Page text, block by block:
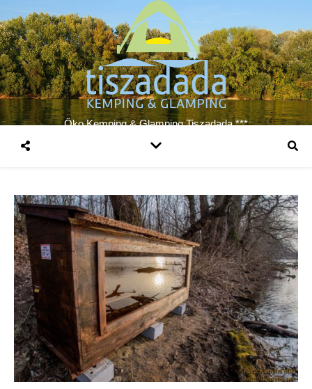
Öko Kemping & Glamping Tiszadada ***